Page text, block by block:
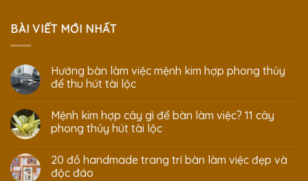
BÀI VIẾT MỚI NHẤT
Hướng bàn làm việc mệnh kim hợp phong thủy
để thu hút tài lộc
Mệnh kim hợp cây gì để bàn làm việc? 11 cây
phong thủy hút tài lộc
20 đồ handmade trang trí bàn làm việc đẹp và
độc đáo